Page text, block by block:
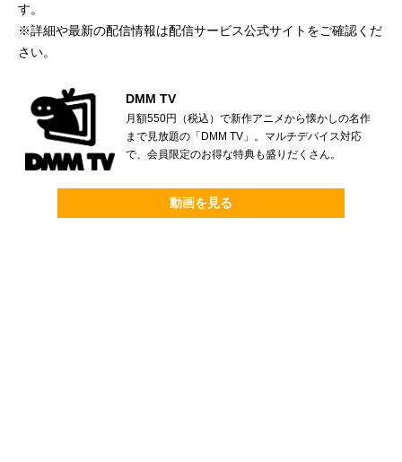
す。
※詳細や最新の配信情報は配信サービス公式サイトをご確認くだ
さい。
DMM TV
月額550円（税込）で新作アニメから懐かしの名作
まで見放題の「DMM TV」。マルチデバイス対応
で、会員限定のお得な特典も盛りだくさん。
動画を見る